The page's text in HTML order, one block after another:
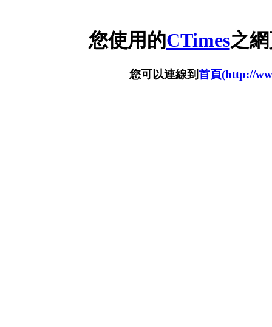
您使用的CTimes之
您可以連線到首頁(http://